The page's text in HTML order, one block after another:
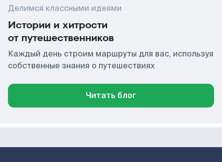
Делимся классными идеями
Истории и хитрости
от путешественников
Каждый день строим маршруты для вас, используя
собственные знания о путешествиях
Читать блог